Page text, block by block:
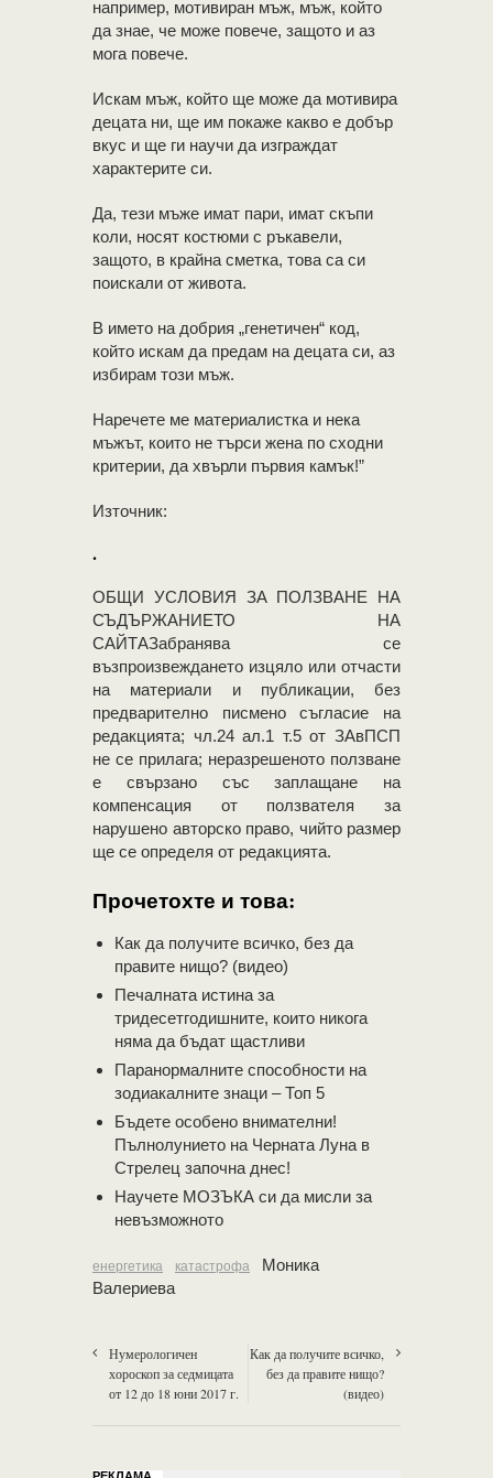
например, мотивиран мъж, мъж, който
да знае, че може повече, защото и аз
мога повече.
Искам мъж, който ще може да мотивира
децата ни, ще им покаже какво е добър
вкус и ще ги научи да изграждат
характерите си.
Да, тези мъже имат пари, имат скъпи
коли, носят костюми с ръкавели,
защото, в крайна сметка, това са си
поискали от живота.
В името на добрия „генетичен“ код,
който искам да предам на децата си, аз
избирам този мъж.
Наречете ме материалистка и нека
мъжът, които не търси жена по сходни
критерии, да хвърли първия камък!”
Източник:
·
OБЩИ УСЛОВИЯ ЗА ПОЛЗВАНЕ НА
СЪДЪРЖАНИЕТО НА
САЙТАЗабранява се
възпроизвеждането изцяло или отчасти
на материали и публикации, без
предварително писмено съгласие на
редакцията; чл.24 ал.1 т.5 от ЗАвПСП
не се прилага; неразрешеното ползване
е свързано със заплащане на
компенсация от ползвателя за
нарушено авторско право, чийто размер
ще се определя от редакцията.
Прочетохте и това:
Как да получите всичко, без да
правите нищо? (видео)
Печалната истина за
тридесетгодишните, които никога
няма да бъдат щастливи
Паранормалните способности на
зодиакалните знаци – Топ 5
Бъдете особено внимателни!
Пълнолунието на Черната Луна в
Стрелец започна днес!
Научете МОЗЪКА си да мисли за
невъзможното
енергетика катастрофа
Моника
Валериева
Нумерологичен
хороскоп за седмицата
от 12 до 18 юни 2017 г.
Как да получите всичко,
без да правите нищо?
(видео)